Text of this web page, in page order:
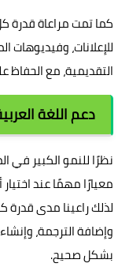
كما تمت مراعاة قدرة
للإعلانات، وفيديوهات
التقديمية، مع
دعم اللغة
نظرًا للنمو الكبير في
معيارًا مهمًا عند
لذلك راعينا مدى قدرة
وإضافة الترجمة،
بشكل صحيح.